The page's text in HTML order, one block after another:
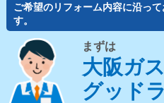
ご希望のリフォーム内容に沿っ
す。
まずは
大阪ガ
グッド